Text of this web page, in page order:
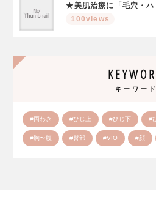
★美肌治療に「毛穴・
100views
キーワード
#両わき #ひじ上 #ひじ下 #
#胸〜腹 #臀部 #VIO #顔